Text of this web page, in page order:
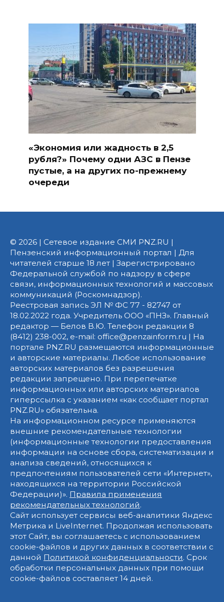
«Экономия или жадность в 2,5
рубля?» Почему одни АЗС в Пензе
пустые, а на других по-прежнему
очереди
© 2026 | Сетевое издание СМИ PNZ.RU |
Пензенский информационный портал | Для
читателей старше 18 лет | Зарегистрировано
Федеральной службой по надзору в сфере
связи, информационных технологий и массовых
коммуникаций (Роскомнадзор).
Реестровая запись ЭЛ № ФС 77 - 82747 от
18.02.2022 года. Учредитель ООО «ПНЗ». Главный
редактор — Белов В.Ю. Телефон редакции 8
(8412) 238-002, e-mail: office@penzainform.ru | На
портале PNZ.RU размещаются информационные
и авторские материалы. Любое использование
авторских материалов без разрешения
редакции запрещено. При перепечатке
информационных или авторских материалов
гиперссылка с указанием «как сообщает портал
PNZ.RU» обязательна.
На информационном ресурсе применяются
внешние рекомендательные технологии
(информационные технологии предоставления
информации на основе сбора, систематизации и
анализа сведений, относящихся к
предпочтениям пользователей сети «Интернет»,
находящихся на территории Российской
Федерации)». Правила применения
рекомендательных технологий.
Сайт использует сервисы веб-аналитики Яндекс
Метрика и LiveInternet. Продолжая использовать
этот Сайт, вы соглашаетесь с использованием
cookie-файлов и других данных в соответствии с
данной Политикой конфиденциальности. Срок
обработки персональных данных при помощи
cookie-файлов составляет 14 дней.